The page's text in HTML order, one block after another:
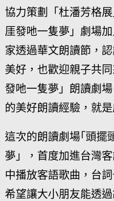
協力策劃「杜潘芳格展
厓發吔一隻夢」劇場
家透過華文朗讀節，
美好，也歡迎親子共
發吔一隻夢」朗讀劇
的美好朗讀經驗，就是
這次的朗讀劇場｢頭擺
夢」，首度加進台灣
中播放客語歌曲，台
希望讓大小朋友能透